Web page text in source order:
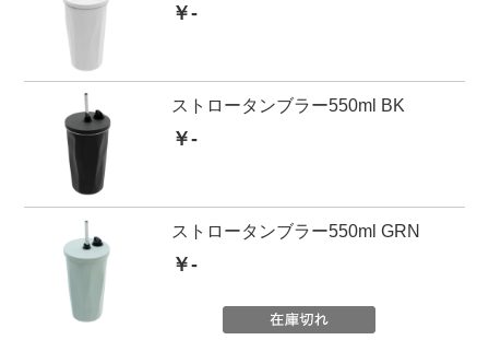
￥-
ストロータンブラー550ml BK
￥-
ストロータンブラー550ml GRN
￥-